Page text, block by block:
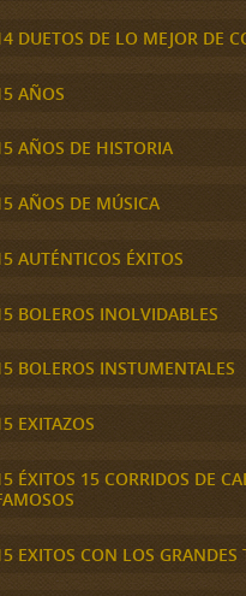
DUETOS DE LO MEJOR DE
AÑOS
AÑOS DE HISTORIA
AÑOS DE MÚSICA
AUTÉNTICOS ÉXITOS
BOLEROS INOLVIDABLES
BOLEROS INSTUMENTALES
EXITAZOS
ÉXITOS 15 CORRIDOS DE
EXITOS CON LOS GRANDES